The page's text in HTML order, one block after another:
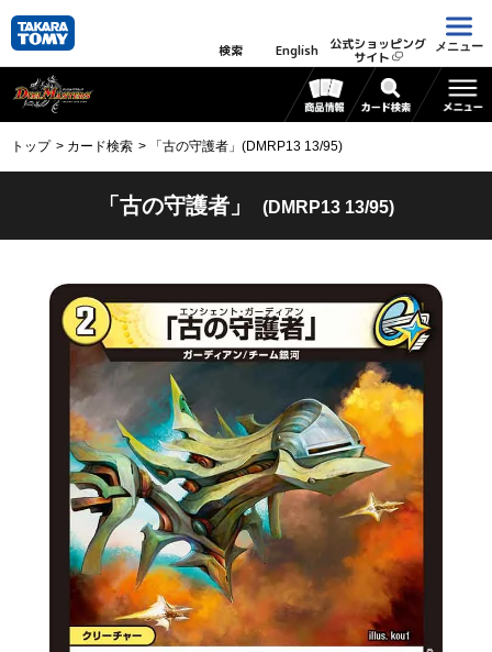
検索 English 公式ショッピング
サイト
メニュー
トップ カード検索 「古の守護者」(DMRP13 13/95)
「古の守護者」 (DMRP13 13/95)